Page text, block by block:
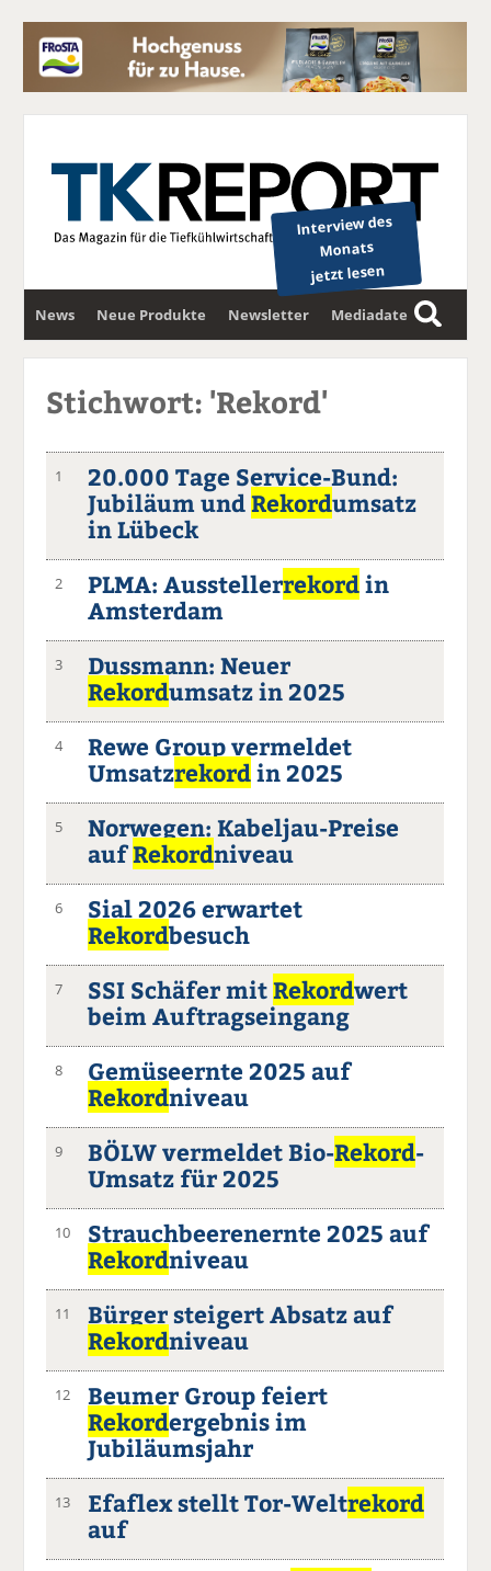
Interview des
Monats
jetzt lesen
News Neue Produkte Newsletter Mediadaten
S
u
Stichwort: 'Rekord'
1
20.000 Tage Service-Bund:
Jubiläum undRekordumsatz
in Lübeck
2 PLMA: Ausstellerrekordin
Amsterdam
3
Dussmann: Neuer
Rekordumsatz in 2025
4
Rewe Group vermeldet
Umsatzrekordin 2025
5
Norwegen: Kabeljau-Preise
aufRekordniveau
6
Sial 2026 erwartet
Rekordbesuch
7 SSI Schäfer mitRekordwert
beim Auftragseingang
8
Gemüseernte 2025 auf
Rekordniveau
9 BÖLW vermeldet Bio-Rekord-
Umsatz für 2025
10
Strauchbeerenernte 2025 auf
Rekordniveau
11
Bürger steigert Absatz auf
Rekordniveau
12
Beumer Group feiert
Rekordergebnis im
Jubiläumsjahr
13 Efaflex stellt Tor-Weltrekord
auf